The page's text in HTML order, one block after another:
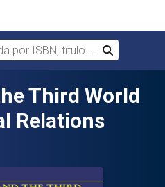
por ISBN, título o autor
Buscar
Third World
Relations